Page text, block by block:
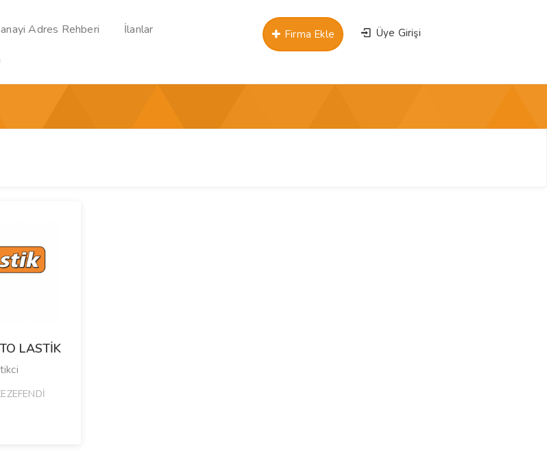
Adres Rehberi
İlanlar
Üye Girişi
Firma Ekle
LASTİK